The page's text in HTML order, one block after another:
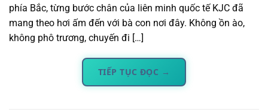
phía Bắc, từng bước chân của liên minh quốc tế KJC đã
mang theo hơi ấm đến với bà con nơi đây. Không ồn ào,
không phô trương, chuyến đi […]
TIẾP TỤC ĐỌC →